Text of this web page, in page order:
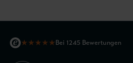
★★★★★Bei 1245 Bewertungen